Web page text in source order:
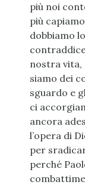
più noi
più
dobbiamo
nostra vita,
siamo dei
sguardo e
ci
ancora
l’opera di
per
perché